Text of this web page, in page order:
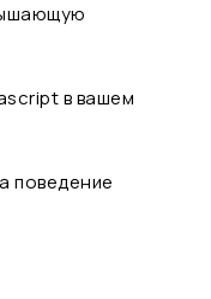
в вашем
поведение